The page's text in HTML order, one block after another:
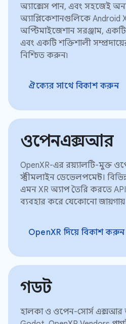
অ্যাক্সেস পান, এবং সহজেই
অ্যাপ্লিকেশানগুলিকে Android
অপ্টিমাইজেশান সরঞ্জাম,
এবং একটি শক্তিশালী
নিশ্চিত করুন৷
ঐক্যের সাথে বিকাশ করুন
ওপেনএক্সআর
OpenXR-এর রয়্যালটি-মুক্ত
স্ট্রীমলাইন ডেভেলপমেন্ট।
এমন XR অ্যাপ তৈরি করতে
ব্যবহার করে যেকোনো
OpenXR দিয়ে বিকাশ করুন
গডট
হালকা ও ওপেন-সোর্স এক্সআর